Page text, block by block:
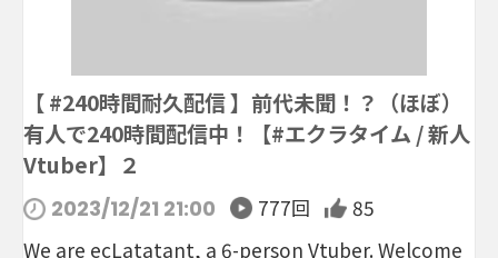
【 #240時間耐久配信 】前代未聞！？（ほぼ）
有人で240時間配信中！【#エクラタイム / 新人
Vtuber】２
2023/12/21 21:00 777回
85
We are ecLatatant, a 6-person Vtuber. Welcome